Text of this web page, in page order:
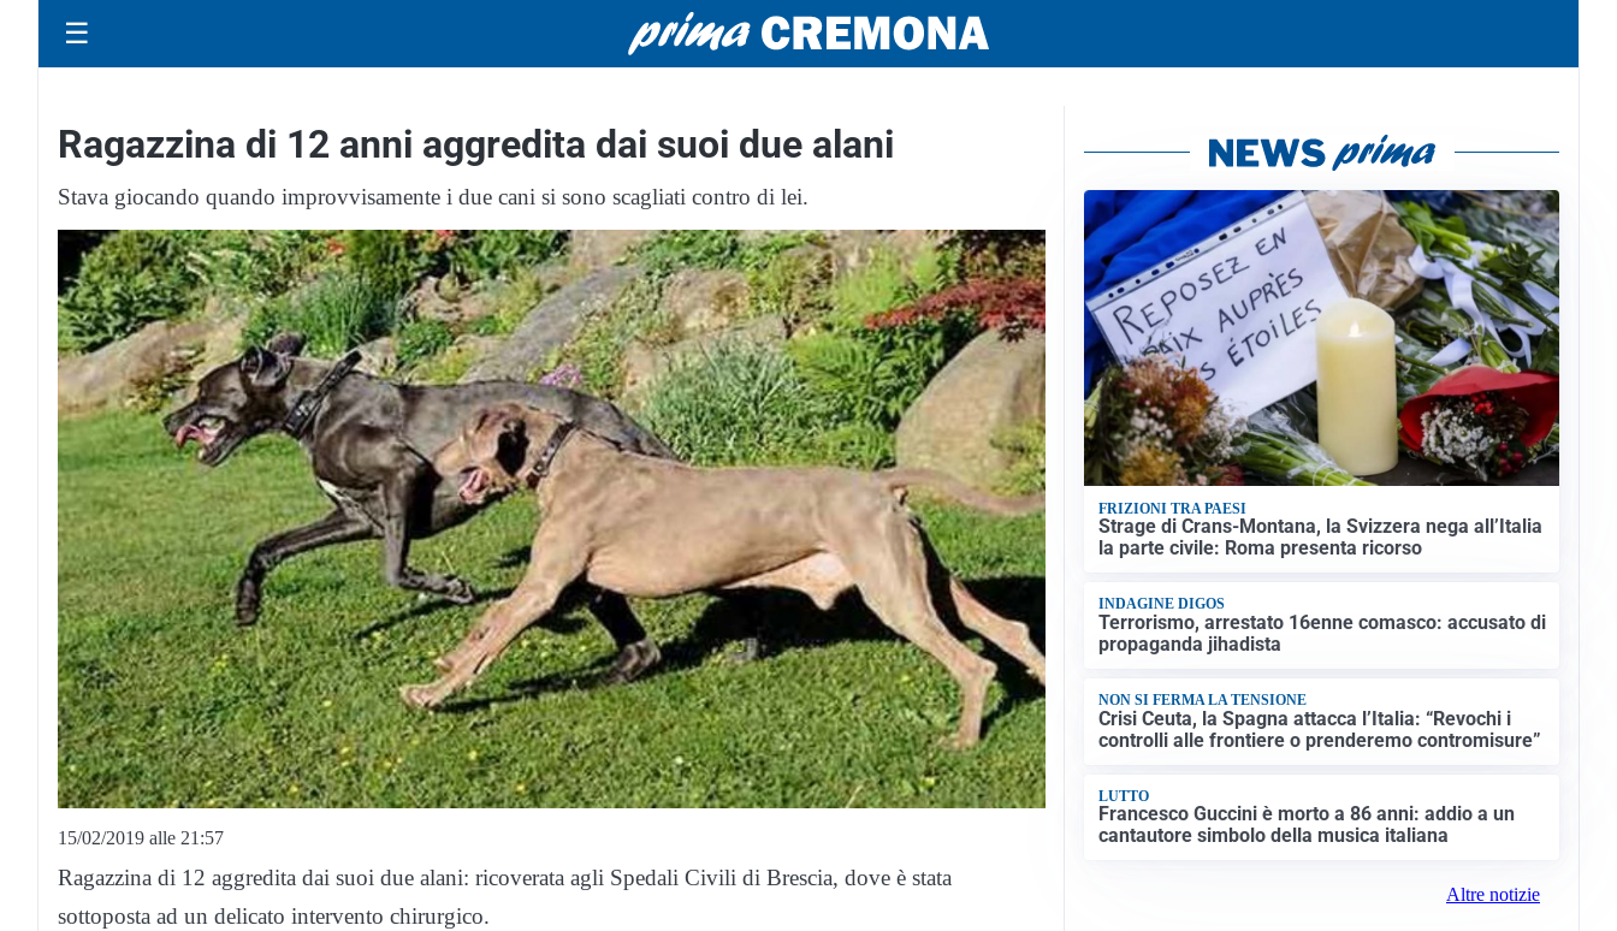
☰
Ragazzina di 12 anni aggredita dai suoi due alani
Stava giocando quando improvvisamente i due cani si sono scagliati contro di lei.
15/02/2019 alle 21:57
Ragazzina di 12 aggredita dai suoi due alani: ricoverata agli Spedali Civili di Brescia, dove è stata
sottoposta ad un delicato intervento chirurgico.
FRIZIONI TRA PAESI
Strage di Crans-Montana, la Svizzera nega all’Italia
la parte civile: Roma presenta ricorso
INDAGINE DIGOS
Terrorismo, arrestato 16enne comasco: accusato di
propaganda jihadista
NON SI FERMA LA TENSIONE
Crisi Ceuta, la Spagna attacca l’Italia: “Revochi i
controlli alle frontiere o prenderemo contromisure”
LUTTO
Francesco Guccini è morto a 86 anni: addio a un
cantautore simbolo della musica italiana
Altre notizie